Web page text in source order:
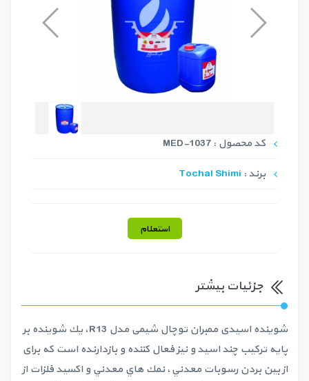
کد محصول : MED-1037
برند : Tochal Shimi
استعلام
جزئیات بیشتر
شوینده اسیدی ممبران توچال شیمی مدل R13، يك شوينده بر
پايه تركيب چند اسيد و نيز فعال كننده و بازدارنده است که برای
از بين بردن رسوبات معدني، نمك هاي معدني و اكسيد فلزات از